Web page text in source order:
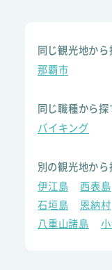
同じ観光地から
那覇市
同じ職種から探
バイキング
別の観光地から
伊江島
西表島
石垣島
恩納村
八重山諸島